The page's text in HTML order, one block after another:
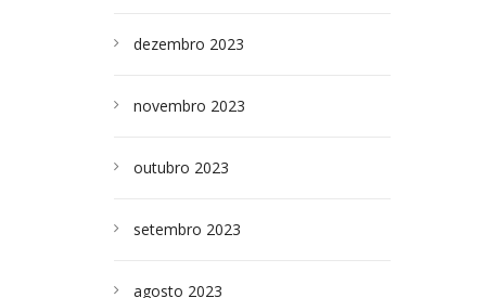
dezembro 2023
novembro 2023
outubro 2023
setembro 2023
agosto 2023